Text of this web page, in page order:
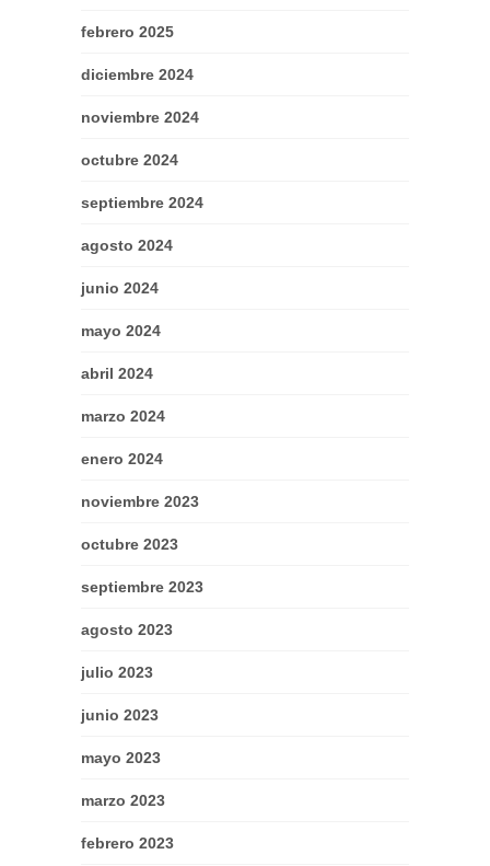
febrero 2025
diciembre 2024
noviembre 2024
octubre 2024
septiembre 2024
agosto 2024
junio 2024
mayo 2024
abril 2024
marzo 2024
enero 2024
noviembre 2023
octubre 2023
septiembre 2023
agosto 2023
julio 2023
junio 2023
mayo 2023
marzo 2023
febrero 2023